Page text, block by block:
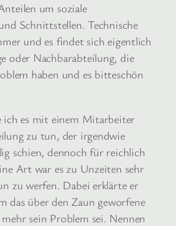
um soziale
Schnittstellen. Technische
und es findet sich eigentlich
oder Nachbarabteilung, die
haben und es bitteschön
ich es mit einem Mitarbeiter
zu tun, der irgendwie
schien, dennoch für reichlich
Art war es zu Unzeiten sehr
zu werfen. Dabei erklärte er
das über den Zaun geworfene
sein Problem sei. Nennen